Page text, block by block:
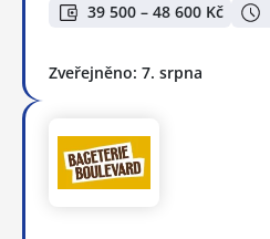
39 500 – 48 600 Kč
Zveřejněno: 7. srpna